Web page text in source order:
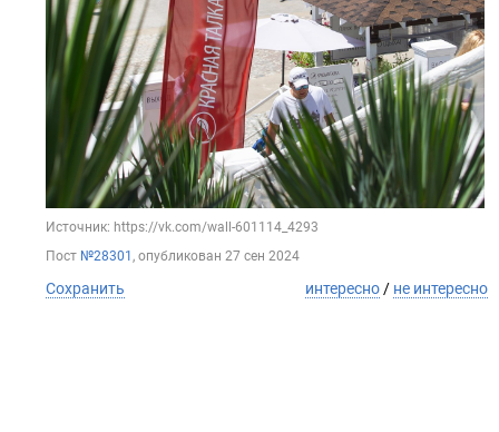
Источник: https://vk.com/wall-601114_4293
Пост №28301 , опубликован 27 сен 2024
Сохранить интересно / не интересно